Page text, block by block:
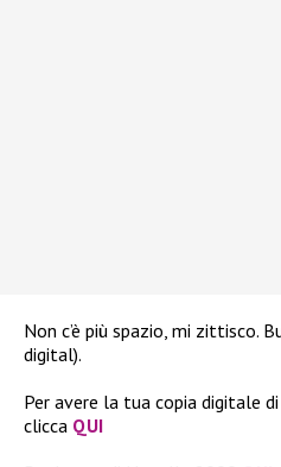
Non c’è più spazio, mi zittisco.
digital).
Per avere la tua copia digitale
clicca QUI